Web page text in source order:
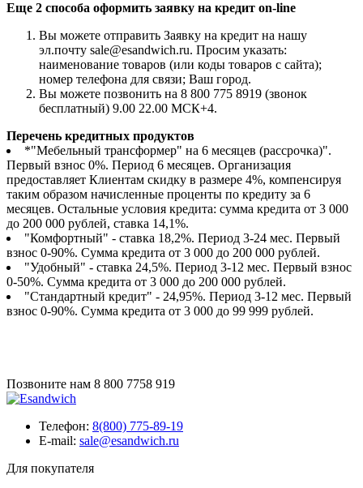
Еще 2 способа оформить заявку на кредит on-line
Вы можете отправить Заявку на кредит на нашу
эл.почту sale@esandwich.ru. Просим указать:
наименование товаров (или коды товаров с сайта);
номер телефона для связи; Ваш город.
Вы можете позвонить на 8 800 775 8919 (звонок
бесплатный) 9.00 22.00 МСК+4.
Перечень кредитных продуктов
*"Мебельный трансформер" на 6 месяцев (рассрочка)".
Первый взнос 0%. Период 6 месяцев. Организация
предоставляет Клиентам скидку в размере 4%, компенсируя
таким образом начисленные проценты по кредиту за 6
месяцев. Остальные условия кредита: сумма кредита от 3 000
до 200 000 рублей, ставка 14,1%.
"Комфортный" - ставка 18,2%. Период 3-24 мес. Первый
взнос 0-90%. Сумма кредита от 3 000 до 200 000 рублей.
"Удобный" - ставка 24,5%. Период 3-12 мес. Первый взнос
0-50%. Сумма кредита от 3 000 до 200 000 рублей.
"Стандартный кредит" - 24,95%. Период 3-12 мес. Первый
взнос 0-90%. Сумма кредита от 3 000 до 99 999 рублей.
Позвоните нам 8 800 7758 919
Телефон: 8(800) 775-89-19
E-mail: sale@esandwich.ru
Для покупателя